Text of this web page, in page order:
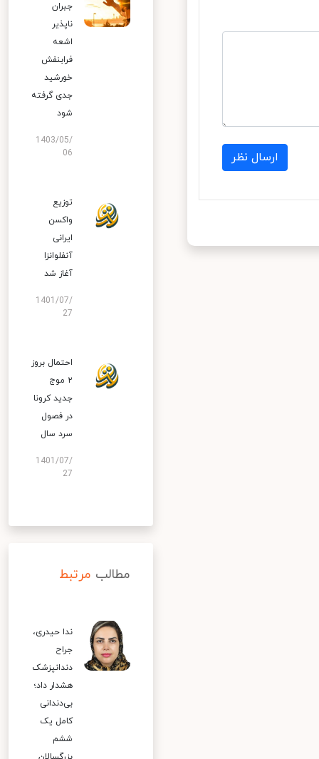
ارسال نظر
جبران
ناپذیر
اشعه
فرابنفش
خورشید
جدی گرفته
شود
1403/05/
06
توزیع
واکسن
ایرانی
آنفلوانزا
آغاز شد
1401/07/
27
احتمال بروز
۲ موج
جدید کرونا
در فصول
سرد سال
1401/07/
27
مطالب مرتبط
ندا حیدری،
جراح
دندانپزشک
هشدار داد؛
بی‌دندانی
کامل یک
ششم